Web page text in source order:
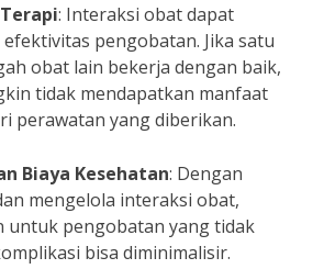
: Interaksi obat dapat
pengobatan. Jika satu
obat lain bekerja dengan baik,
tidak mendapatkan manfaat
perawatan yang diberikan.
Biaya Kesehatan: Dengan
mengelola interaksi obat,
untuk pengobatan yang tidak
bisa diminimalisir.